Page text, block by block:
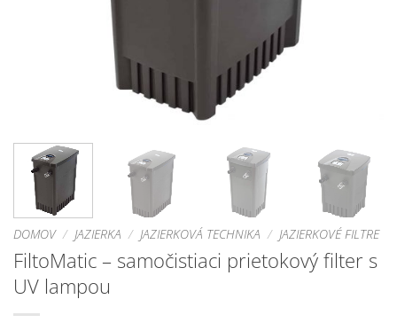
DOMOV / JAZIERKA / JAZIERKOVÁ TECHNIKA / JAZIERKOVÉ FILTRE
FiltoMatic – samočistiaci prietokový filter s
UV lampou